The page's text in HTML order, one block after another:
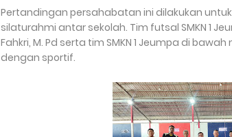
Pertandingan persahabatan ini dilakukan
silaturahmi antar sekolah. Tim futsal SMKN 1
Fahkri, M. Pd serta tim SMKN 1 Jeumpa di
dengan sportif.